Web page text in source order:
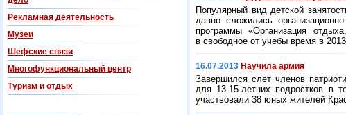
Рекламная деятельность
Музеи
Шефские связи
Многофункциональный центр
Туризм и отдых
Популярный вид детской
давно сложились
программы «Организация
в свободное от учебы время в
16.07.2013 Научила армия
Завершился слет членов
для 13-15-летних подростков в
участвовали 38 юных жителей